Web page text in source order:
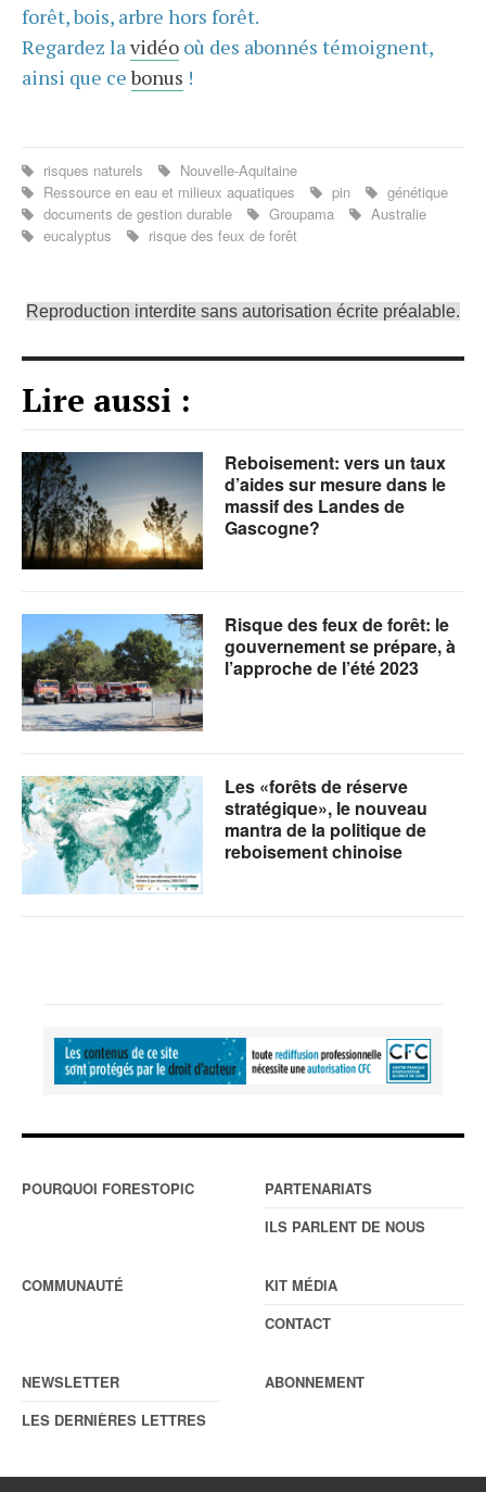
forêt, bois, arbre hors forêt.
Regardez lavidéo où des abonnés témoignent,
ainsi que cebonus !
risques naturels
Nouvelle-Aquitaine
Ressource en eau et milieux aquatiques
pin
génétique
documents de gestion durable
Groupama
Australie
eucalyptus
risque des feux de forêt
Reproduction interdite sans autorisation écrite préalable.
Lire aussi :
Reboisement: vers un taux
d’aides sur mesure dans le
massif des Landes de
Gascogne?
Risque des feux de forêt: le
gouvernement se prépare, à
l’approche de l’été 2023
Les «forêts de réserve
stratégique», le nouveau
mantra de la politique de
reboisement chinoise
POURQUOI FORESTOPIC
PARTENARIATS
ILS PARLENT DE NOUS
COMMUNAUTÉ
KIT MÉDIA
CONTACT
NEWSLETTER
LES DERNIÈRES LETTRES
ABONNEMENT